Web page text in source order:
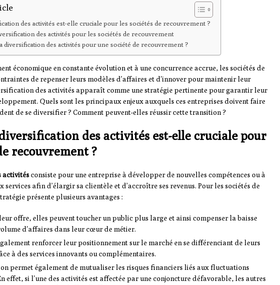
des activités est-elle cruciale pour les sociétés de recouvrement ?
des activités pour les sociétés de recouvrement
diversification des activités pour une société de recouvrement ?
économique en constante évolution et à une concurrence accrue, les sociétés de
de repenser leurs modèles d’affaires et d’innover pour maintenir leur
des activités apparaît comme une stratégie pertinente pour garantir leur
Quels sont les principaux enjeux auxquels ces entreprises doivent faire
de se diversifier ? Comment peuvent-elles réussir cette transition ?
des activités est-elle cruciale pour
recouvrement ?
activitésconsiste pour une entreprise à développer de nouvelles compétences ou à
services afin d’élargir sa clientèle et d’accroître ses revenus. Pour les sociétés de
présente plusieurs avantages :
offre, elles peuvent toucher un public plus large et ainsi compenser la baisse
d’affaires dans leur cœur de métier.
renforcer leur positionnement sur le marché en se différenciant de leurs
à des services innovants ou complémentaires.
permet également de mutualiser les risques financiers liés aux fluctuations
effet, si l’une des activités est affectée par une conjoncture défavorable, les autres